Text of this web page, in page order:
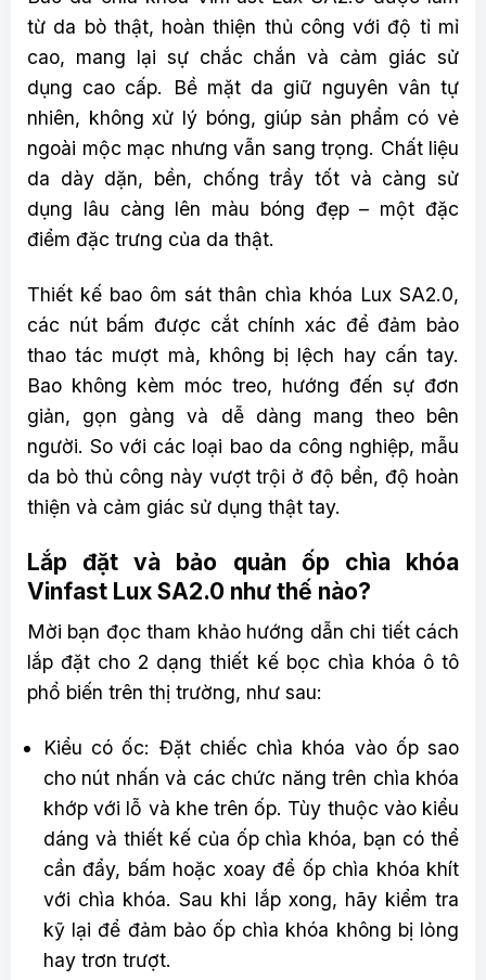
từ da bò thật, hoàn thiện thủ công với độ tỉ mỉ
cao, mang lại sự chắc chắn và cảm giác sử
dụng cao cấp. Bề mặt da giữ nguyên vân tự
nhiên, không xử lý bóng, giúp sản phẩm có vẻ
ngoài mộc mạc nhưng vẫn sang trọng. Chất liệu
da dày dặn, bền, chống trầy tốt và càng sử
dụng lâu càng lên màu bóng đẹp – một đặc
điểm đặc trưng của da thật.
Thiết kế bao ôm sát thân chìa khóa Lux SA2.0,
các nút bấm được cắt chính xác để đảm bảo
thao tác mượt mà, không bị lệch hay cấn tay.
Bao không kèm móc treo, hướng đến sự đơn
giản, gọn gàng và dễ dàng mang theo bên
người. So với các loại bao da công nghiệp, mẫu
da bò thủ công này vượt trội ở độ bền, độ hoàn
thiện và cảm giác sử dụng thật tay.
Lắp đặt và bảo quản ốp chìa khóa
Vinfast Lux SA2.0 như thế nào?
Mời bạn đọc tham khảo hướng dẫn chi tiết cách
lắp đặt cho 2 dạng thiết kế bọc chìa khóa ô tô
phổ biến trên thị trường, như sau:
Kiểu có ốc: Đặt chiếc chìa khóa vào ốp sao
cho nút nhấn và các chức năng trên chìa khóa
khớp với lỗ và khe trên ốp. Tùy thuộc vào kiểu
dáng và thiết kế của ốp chìa khóa, bạn có thể
cần đẩy, bấm hoặc xoay để ốp chìa khóa khít
với chìa khóa. Sau khi lắp xong, hãy kiểm tra
kỹ lại để đảm bảo ốp chìa khóa không bị lỏng
hay trơn trượt.